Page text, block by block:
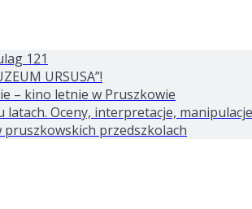
121
URSUSA”!
– kino letnie w Pruszkowie
latach. Oceny, interpretacje,
pruszkowskich przedszkolach